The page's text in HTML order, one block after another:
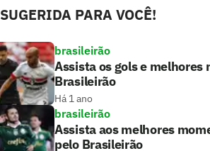
SUGERIDA PARA VOCÊ!
brasileirão
Assista os gols e
Brasileirão
Há 1 ano
brasileirão
Assista aos melhores
pelo Brasileirão